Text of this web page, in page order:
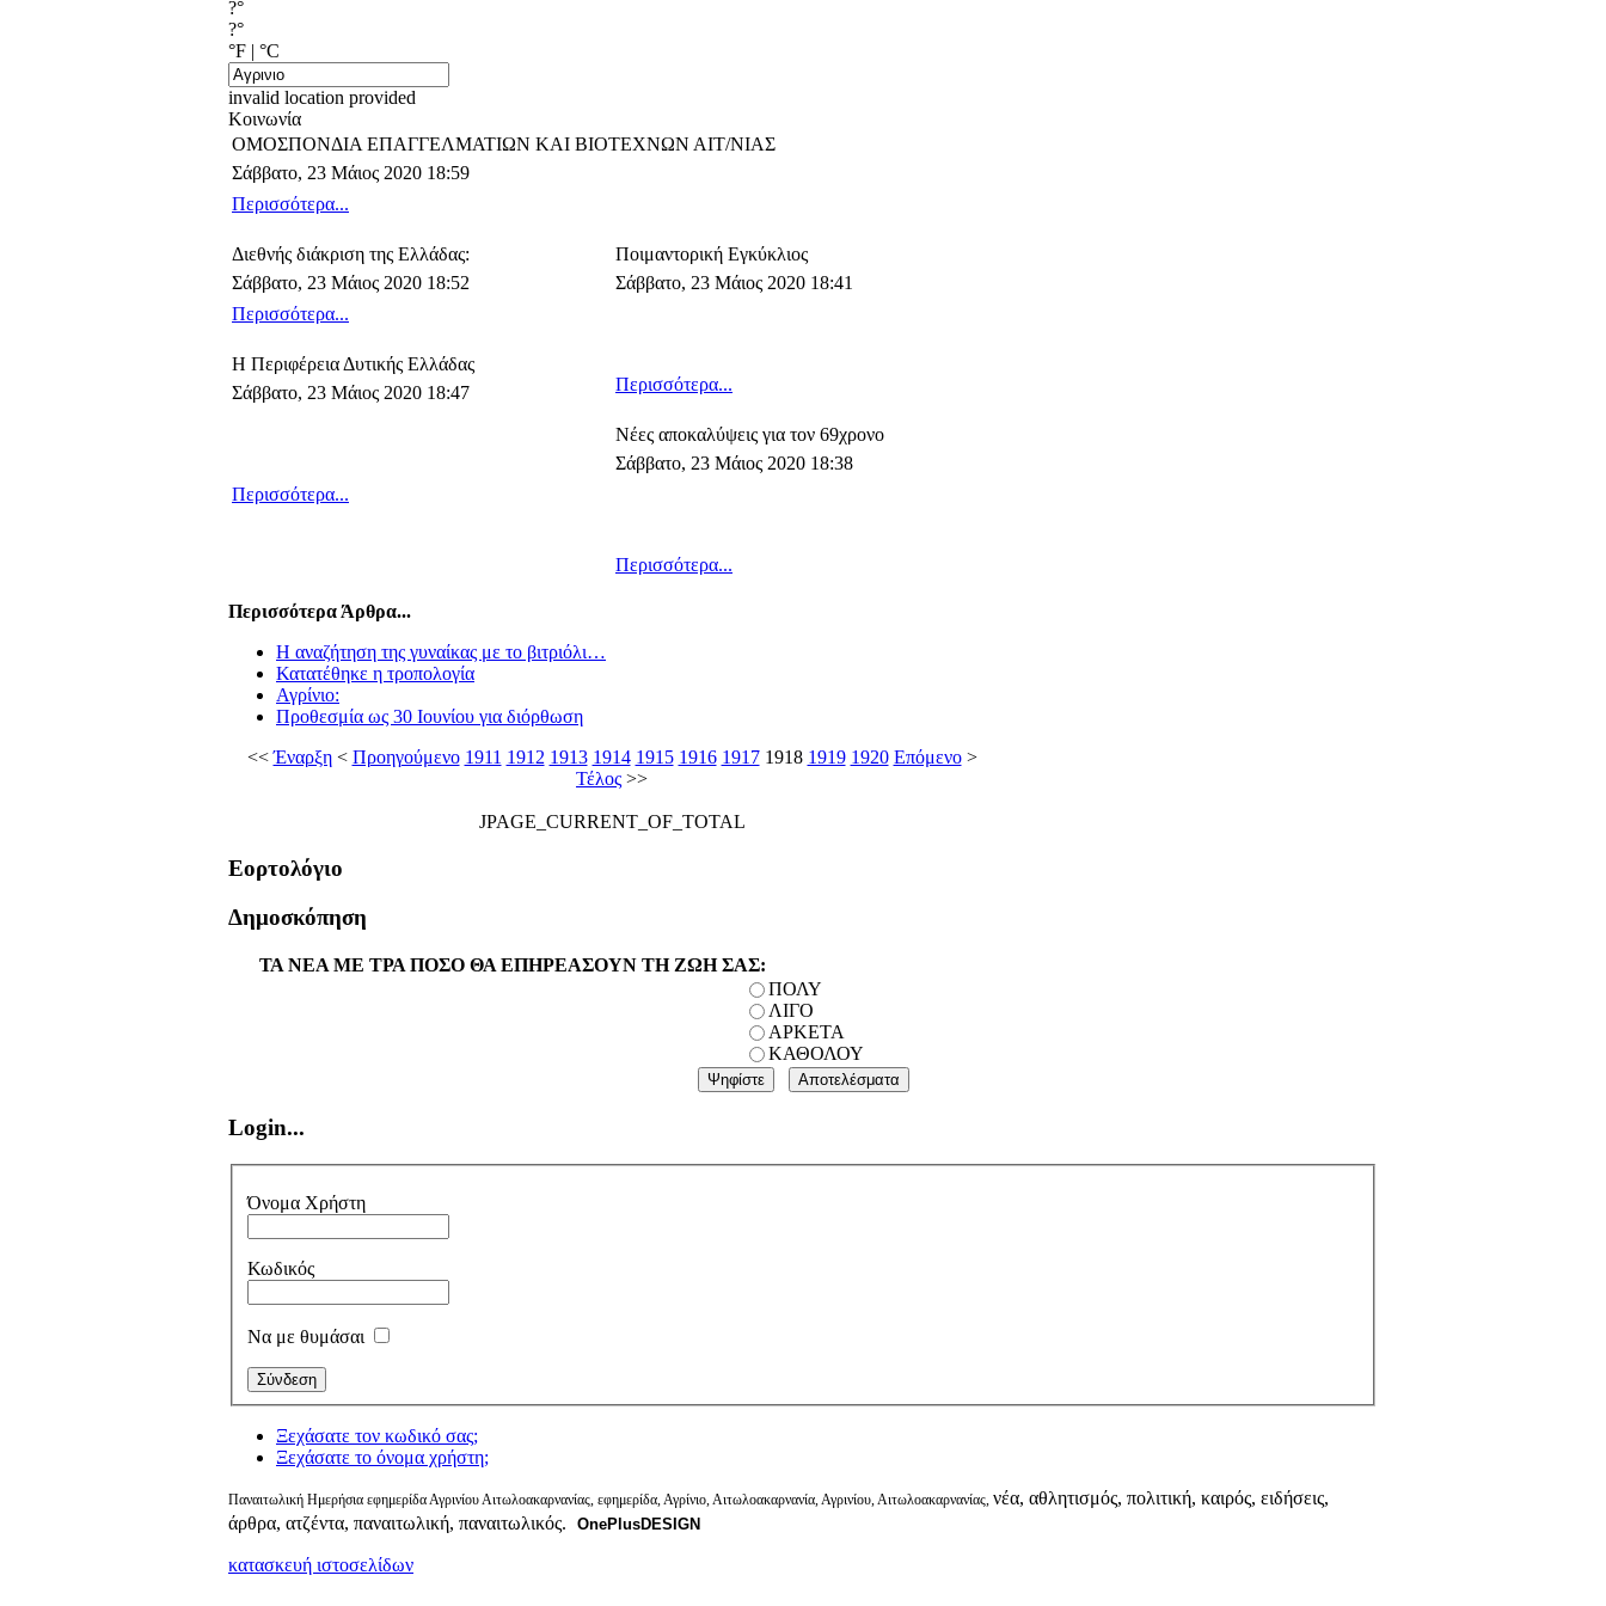
?°
?°
°F | °C
invalid location provided
Κοινωνία
OMOΣΠΟΝΔΙΑ ΕΠΑΓΓΕΛΜΑΤΙΩΝ ΚΑΙ ΒΙΟΤΕΧΝΩΝ ΑΙΤ/ΝΙΑΣ
Σάββατο, 23 Μάιος 2020 18:59
Περισσότερα...
Διεθνής διάκριση της Ελλάδας:
Σάββατο, 23 Μάιος 2020 18:52
Περισσότερα...
Η Περιφέρεια Δυτικής Ελλάδας
Σάββατο, 23 Μάιος 2020 18:47
Περισσότερα...
Ποιμαντορική Εγκύκλιος
Σάββατο, 23 Μάιος 2020 18:41
Περισσότερα...
Νέες αποκαλύψεις για τον 69χρονο
Σάββατο, 23 Μάιος 2020 18:38
Περισσότερα...
Περισσότερα Άρθρα...
Η αναζήτηση της γυναίκας με το βιτριόλι…
Κατατέθηκε η τροπολογία
Αγρίνιο:
Προθεσμία ως 30 Ιουνίου για διόρθωση
<<Έναρξη< Προηγούμενο 1911 1912 1913 1914 1915 1916 1917 1918 1919 1920 Επόμενο>
Τέλος >>
JPAGE_CURRENT_OF_TOTAL
Εορτολόγιο
Δημοσκόπηση
ΤΑ ΝΕΑ ΜΕ ΤΡΑ ΠΟΣΟ ΘΑ ΕΠΗΡΕΑΣΟΥΝ ΤΗ ΖΩΗ ΣΑΣ:
ΠΟΛΥ
ΛΙΓΟ
ΑΡΚΕΤΑ
ΚΑΘΟΛΟΥ
Login...
Όνομα Χρήστη
Κωδικός
Να με θυμάσαι
Ξεχάσατε τον κωδικό σας;
Ξεχάσατε το όνομα χρήστη;
Παναιτωλική Ημερήσια εφημερίδα Αγρινίου Αιτωλοακαρνανίας, εφημερίδα, Αγρίνιο, Αιτωλοακαρνανία, Αγρινίου, Αιτωλοακαρνανίας, νέα, αθλητισμός, πολιτική, καιρός, ειδήσεις,
άρθρα, ατζέντα, παναιτωλική, παναιτωλικός.
OnePlusDESIGN
κατασκευή ιστοσελίδων